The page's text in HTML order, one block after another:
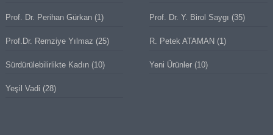
Prof. Dr. Perihan Gürkan(1) Prof. Dr. Y. Birol Saygı (35)
Prof.Dr. Remziye Yılmaz (25) R. Petek ATAMAN (1)
Sürdürülebilirlikte Kadın(10) Yeni Ürünler (10)
Yeşil Vadi (28)